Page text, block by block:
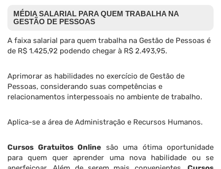
MÉDIA SALARIAL PARA QUEM TRABALHA NA
GESTÃO DE PESSOAS
A faixa salarial para quem trabalha na Gestão de Pessoas é
de R$ 1.425,92 podendo chegar à R$ 2.493,95.
Aprimorar as habilidades no exercício de Gestão de
Pessoas, considerando suas competências e
relacionamentos interpessoais no ambiente de trabalho.
Aplica-se a área de Administração e Recursos Humanos.
Cursos Gratuitos Online são uma ótima oportunidade
para quem quer aprender uma nova habilidade ou se